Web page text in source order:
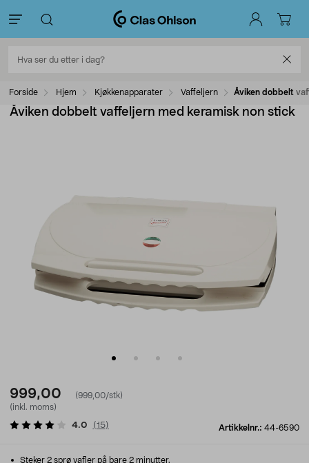
Forside Hjem Kjøkkenapparater Vaffeljern Åviken dobbelt
Åviken dobbelt vaffeljern med keramisk non stick
999,00
(999,00/stk)
(inkl. moms)
Artikkelnr.: 44-6590
4.0 (15)
Steker 2 sprø vafler på bare 2 minutter.